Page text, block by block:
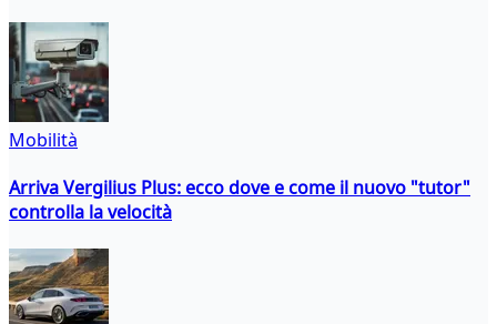
Mobilità
Arriva Vergilius Plus: ecco dove e come il nuovo "tutor"
controlla la velocità